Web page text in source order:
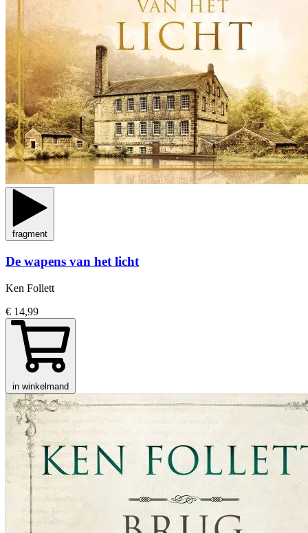
fragment
De wapens van het licht
Ken Follett
€ 14,99
in winkelmand